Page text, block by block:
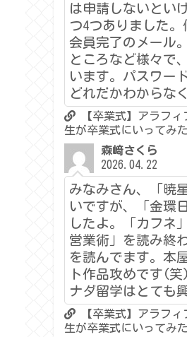
は申請しないとい
つ4つありました
会員完了のメール
ところなど様々で
います。パスワー
どれだかわからな
【卒業式】アラフィ
生が卒業式にいってみた
森﨑さくら
2026.04.22
みなみさん、「暁
いですが、「金環
したよ。「カフネ
営業術」を読み終
を読んでます。本
ト作品攻めです(
ナダ留学はとても
【卒業式】アラフィ
生が卒業式にいってみた